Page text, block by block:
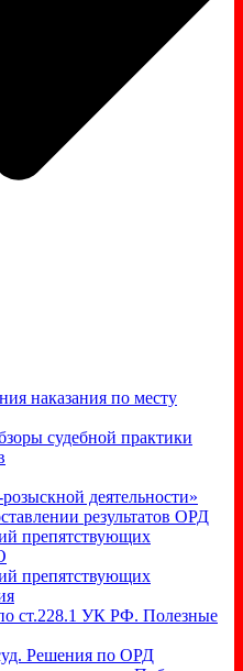
наказания по месту
судебной практики
деятельности»
результатов ОРД
препятствующих
препятствующих
ст.228.1 УК РФ. Полезные
Решения по ОРД